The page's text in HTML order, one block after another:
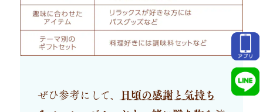
ぜひ参考にして、 日頃の感謝と気持ち